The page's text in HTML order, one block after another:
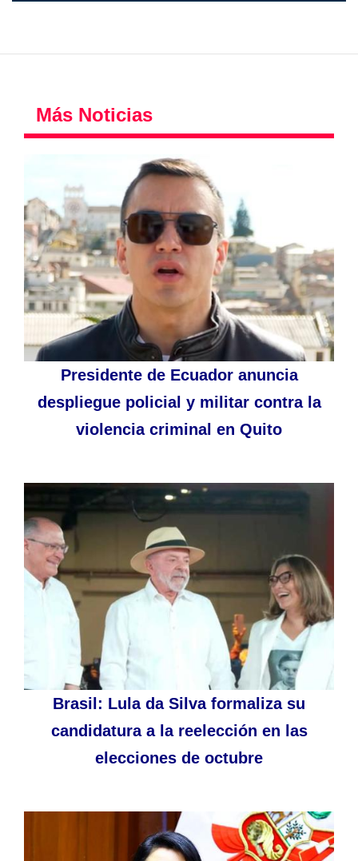
Más Noticias
Presidente de Ecuador anuncia
despliegue policial y militar contra la
violencia criminal en Quito
Brasil: Lula da Silva formaliza su
candidatura a la reelección en las
elecciones de octubre